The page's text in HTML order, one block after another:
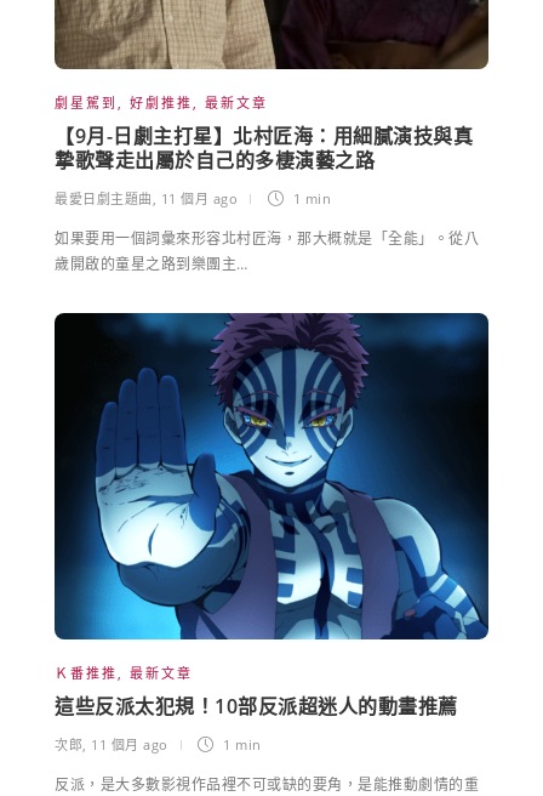
劇星駕到 , 好劇推推, 最新文章
【9月-日劇主打星】北村匠海：用細膩演技與真
摯歌聲走出屬於自己的多棲演藝之路
最愛日劇主題曲 , 11 個月 ago 1 min
如果要用一個詞彙來形容北村匠海，那大概就是「全能」。從八
歲開啟的童星之路到樂團主…
Ｋ番推推 最新文章
這些反派太犯規！10部反派超迷人的動畫推薦
次郎 11 個月 ago 1 min
反派，是大多數影視作品裡不可或缺的要角，是能推動劇情的重